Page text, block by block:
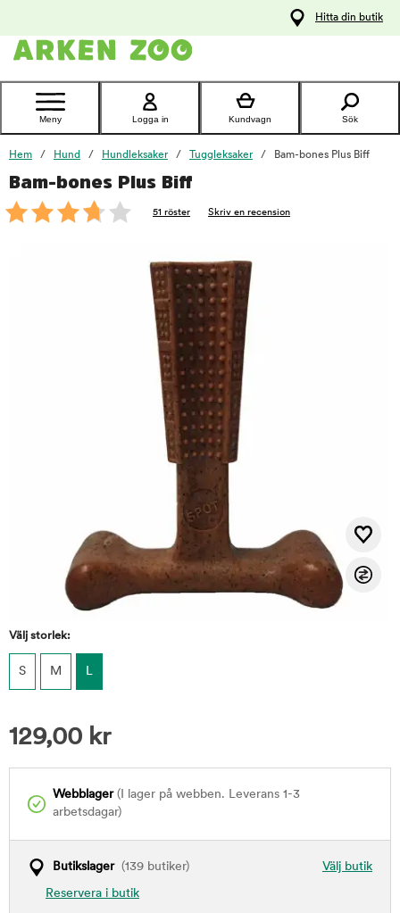
Kontakta
Hitta din butik
Meny Logga in Kundvagn Sök
Hem Hund Hundleksaker Tuggleksaker Bam-bones Plus Biff
Bam-bones Plus Biff
51 röster Skriv en recension
Välj storlek:
S M L
129,00 kr
Webblager(I lager på webben. Leverans 1-3
arbetsdagar)
Välj butik
Butikslager(139 butiker)
Reservera i butik
foo